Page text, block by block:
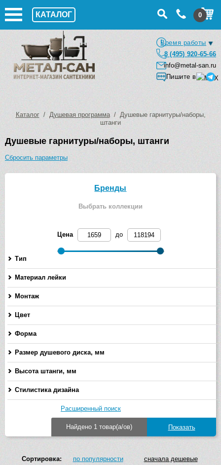
КАТАЛОГ 0
Время работы
8 (495) 920-65-66
info@metal-san.ru
Пишите в
Каталог/ Душевая программа/ Душевые гарнитуры/наборы,
штанги
Душевые гарнитуры/наборы, штанги
Сбросить параметры
Бренды
Выбрать коллекции
Цена до
Тип
Материал лейки
Монтаж
Цвет
Форма
Размер душевого диска, мм
Высота штанги, мм
Стилистика дизайна
Расширенный поиск
Найдено 1 товар(а/ов)
Сортировка: по популярности сначала дешевые